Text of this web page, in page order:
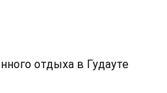
отдыха в Гудауте